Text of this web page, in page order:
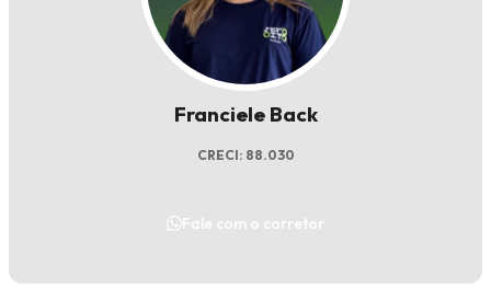
Franciele Back
CRECI: 88.030
Fale com o corretor